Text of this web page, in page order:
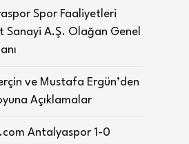
Spor Faaliyetleri
Sanayi A.Ş. Olağan Genel
ve Mustafa Ergün’den
Açıklamalar
Antalyaspor 1-0